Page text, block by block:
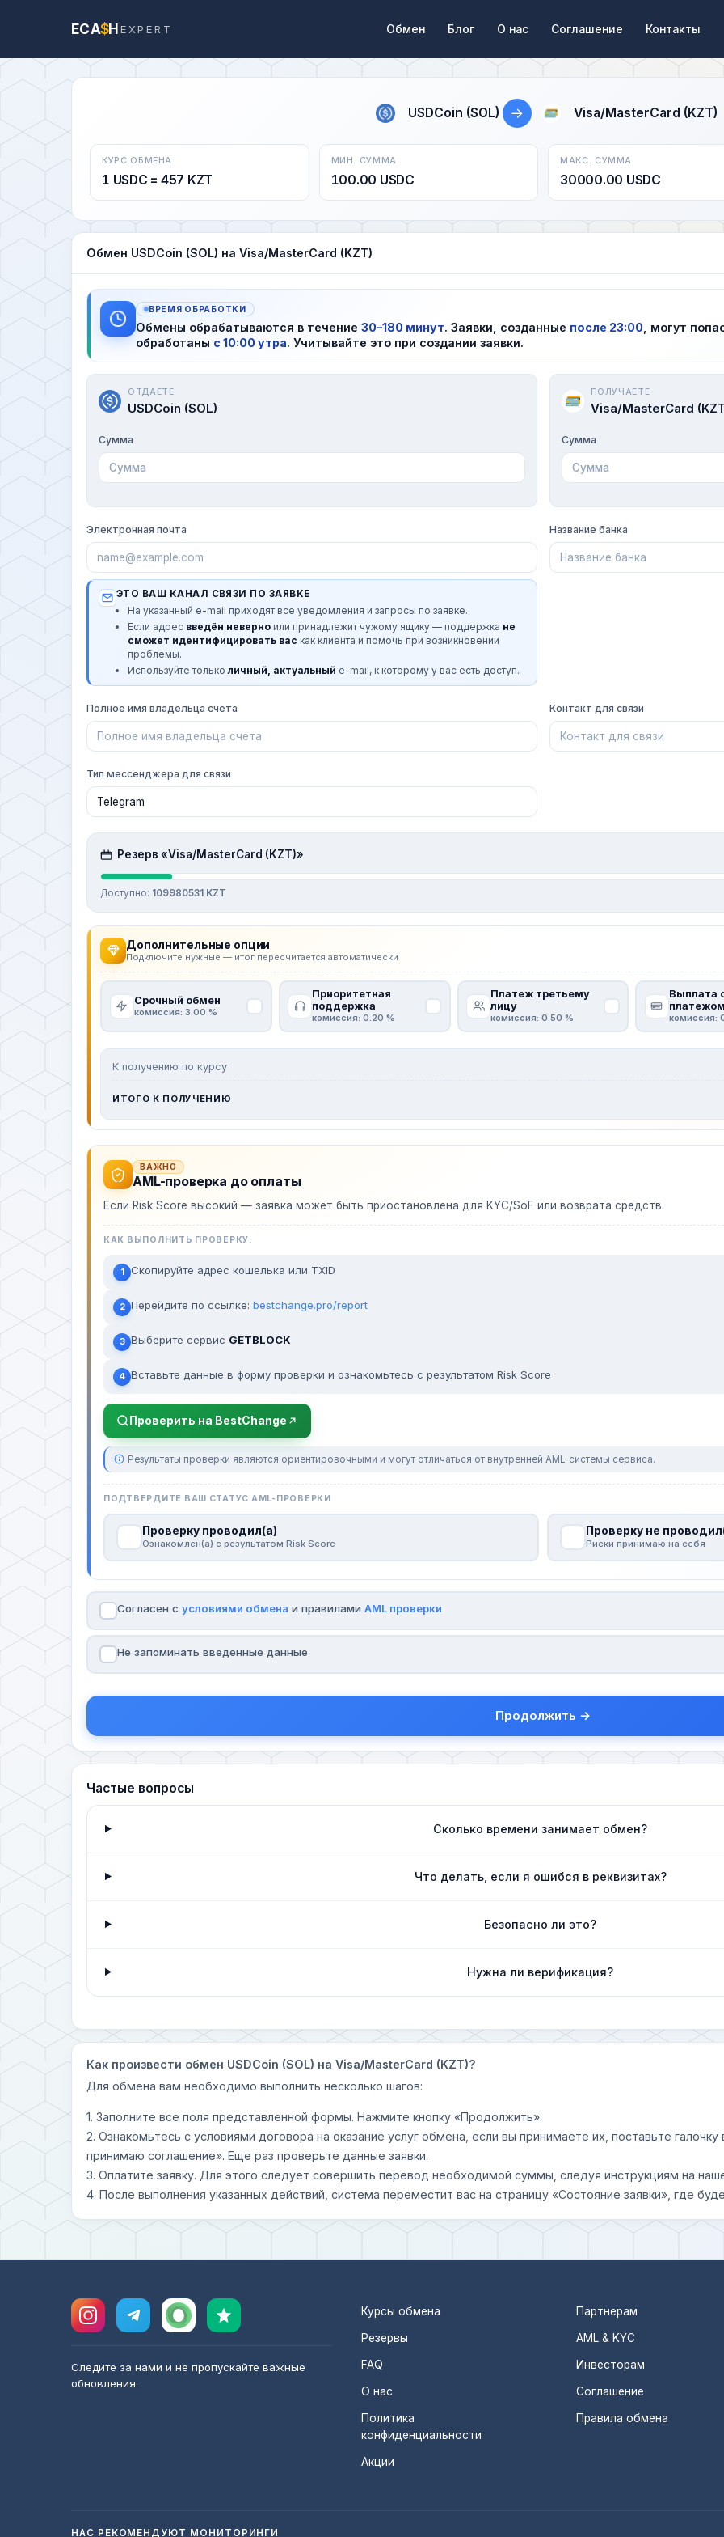
ECA$HEXPERT Обмен Блог О нас Соглашение Контакты
USDCoin (SOL) → Visa/MasterCard (KZT)
КУРС ОБМЕНА
1 USDC = 457 KZT
МИН. СУММА
100.00 USDC
МАКС. СУММА
30000.00 USDC
Обмен USDCoin (SOL) на Visa/MasterCard (KZT)
ВРЕМЯ ОБРАБОТКИ
Обмены обрабатываются в течение 30–180 минут. Заявки, созданные после 23:00 , могут
обработаны с 10:00 утра. Учитывайте это при создании заявки.
ОТДАЕТЕ
USDCoin (SOL)
Сумма
ПОЛУЧАЕТЕ
Visa/MasterCard
Сумма
Электронная почта
ЭТО ВАШ КАНАЛ СВЯЗИ ПО ЗАЯВКЕ
На указанный e-mail приходят все уведомления и запросы по заявке.
Если адрес введён неверно или принадлежит чужому ящику — поддержка не
сможет идентифицировать вас как клиента и помочь при возникновении
проблемы.
Используйте только личный, актуальный e-mail, к которому у вас есть доступ.
Название банка
Полное имя владельца счета Контакт для связи
Тип мессенджера для связи
Резерв «Visa/MasterCard (KZT)»
Доступно: 109980531 KZT
Дополнительные опции
Подключите нужные — итог пересчитается автоматически
Срочный обмен
комиссия: 3.00 %
Приоритетная
поддержка
комиссия: 0.20 %
Платеж третьему
лицу
комиссия: 0.50 %
Выплата
комиссия:
К получению по курсу
ИТОГО К ПОЛУЧЕНИЮ
ВАЖНО
AML-проверка до оплаты
Если Risk Score высокий — заявка может быть приостановлена для KYC/SoF или возврата средств.
КАК ВЫПОЛНИТЬ ПРОВЕРКУ:
1 Скопируйте адрес кошелька или TXID
2 Перейдите по ссылке: bestchange.pro/report
3 Выберите сервис GETBLOCK
4 Вставьте данные в форму проверки и ознакомьтесь с результатом Risk Score
Проверить на BestChange
Результаты проверки являются ориентировочными и могут отличаться от внутренней AML-системы сервиса.
ПОДТВЕРДИТЕ ВАШ СТАТУС AML-ПРОВЕРКИ
Проверку проводил(а)
Ознакомлен(а) с результатом Risk Score
Проверку не
Риски принимаю на себя
Согласен с условиями обмена и правилами AML проверки
Не запоминать введенные данные
Продолжить →
Частые вопросы
Сколько времени занимает обмен?
Что делать, если я ошибся в реквизитах?
Безопасно ли это?
Нужна ли верификация?
Как произвести обмен USDCoin (SOL) на Visa/MasterCard (KZT)?
Для обмена вам необходимо выполнить несколько шагов:
1. Заполните все поля представленной формы. Нажмите кнопку «Продолжить».
2. Ознакомьтесь с условиями договора на оказание услуг обмена, если вы принимаете их, поставьте
принимаю соглашение». Еще раз проверьте данные заявки.
3. Оплатите заявку. Для этого следует совершить перевод необходимой суммы, следуя инструкциям на
4. После выполнения указанных действий, система переместит вас на страницу «Состояние заявки», где
Следите за нами и не пропускайте важные
обновления.
Курсы обмена
Резервы
FAQ
О нас
Политика
конфиденциальности
Акции
Партнерам
AML & KYC
Инвесторам
Соглашение
Правила обмена
НАС РЕКОМЕНДУЮТ МОНИТОРИНГИ